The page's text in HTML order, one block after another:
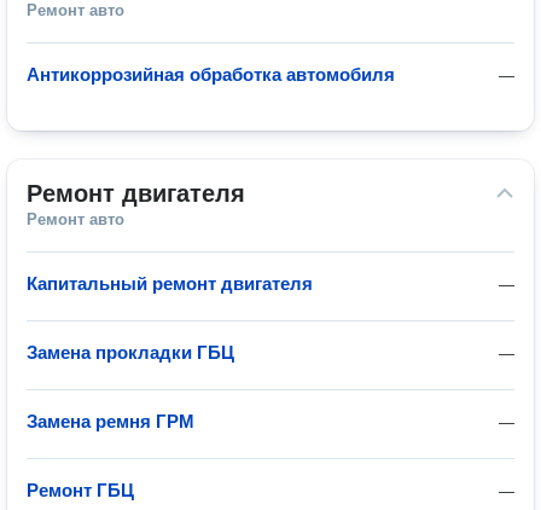
Ремонт авто
—
Антикоррозийная обработка автомобиля
Ремонт двигателя
Ремонт авто
—
Капитальный ремонт двигателя
—
Замена прокладки ГБЦ
—
Замена ремня ГРМ
—
Ремонт ГБЦ